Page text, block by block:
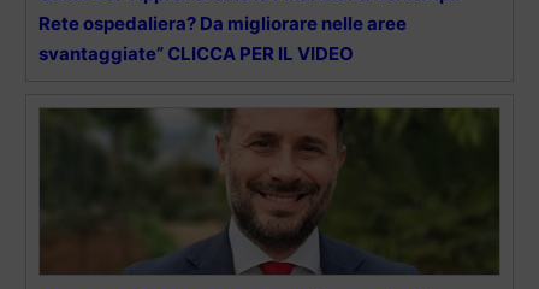
Rete ospedaliera? Da migliorare nelle aree
svantaggiate” CLICCA PER IL VIDEO